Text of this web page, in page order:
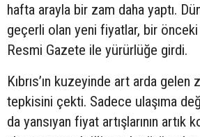
hafta arayla bir zam daha yaptı.
geçerli olan yeni fiyatlar, bir önceki
Resmi Gazete ile yürürlüğe girdi.
Kıbrıs’ın kuzeyinde art arda gelen
tepkisini çekti. Sadece ulaşıma
da yansıyan fiyat artışlarının artık